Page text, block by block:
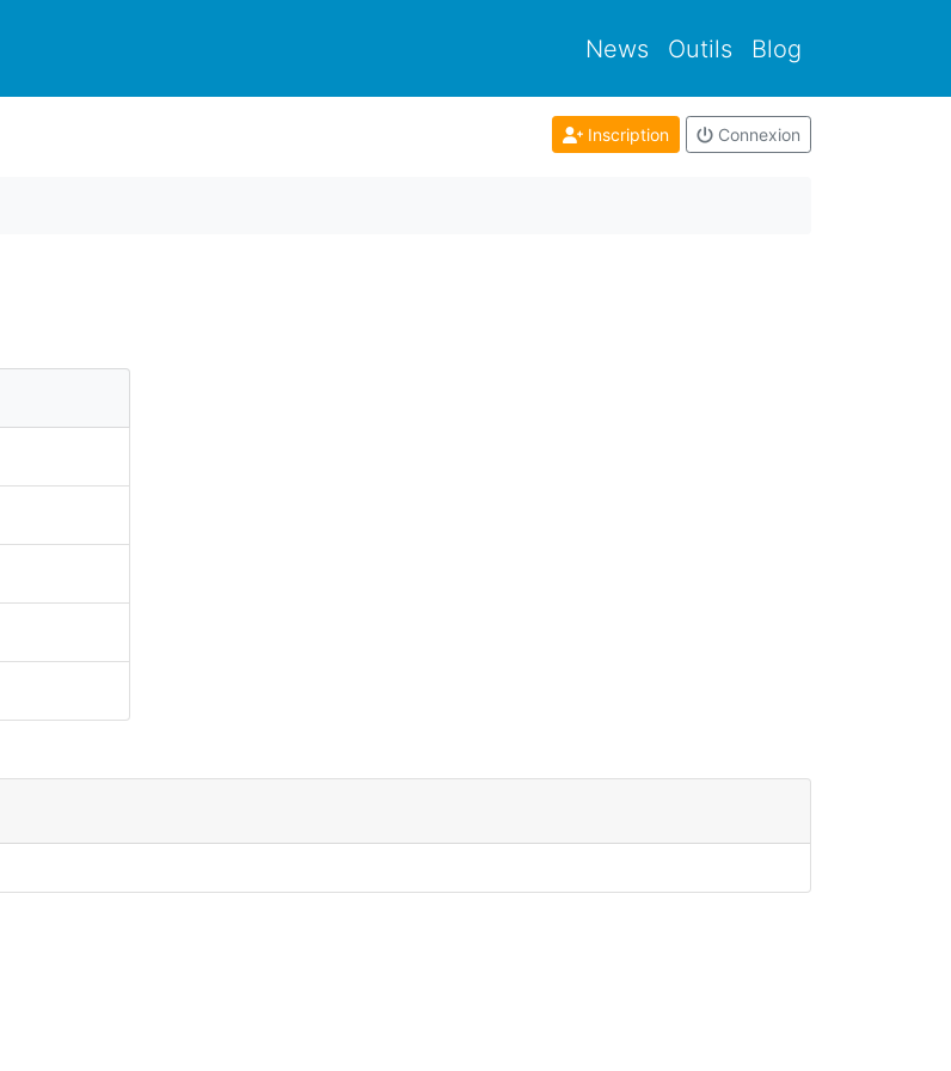
News Outils Blog
Inscription Connexion